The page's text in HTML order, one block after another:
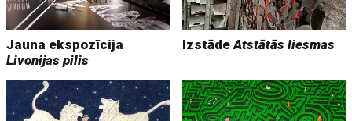
Jauna ekspozīcija
Livonijas pilis
IzstādeAtstātās liesmas